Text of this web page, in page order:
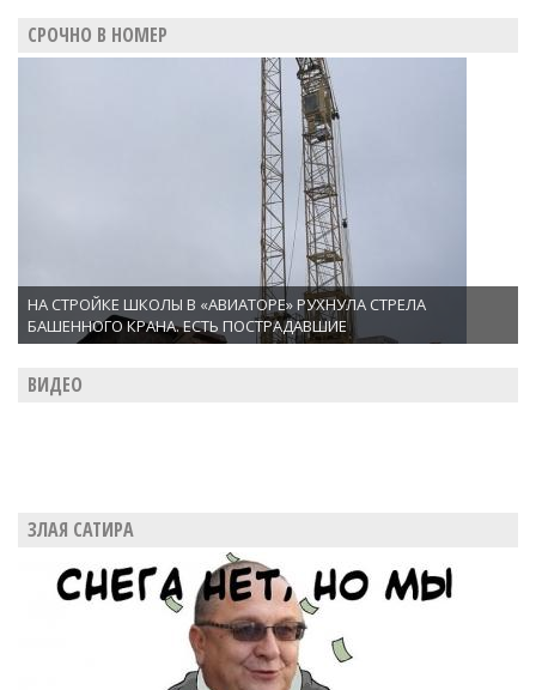
СРОЧНО В НОМЕР
НА СТРОЙКЕ ШКОЛЫ В «АВИАТОРЕ» РУХНУЛА СТРЕЛА
БАШЕННОГО КРАНА. ЕСТЬ ПОСТРАДАВШИЕ
ВИДЕО
ЗЛАЯ САТИРА